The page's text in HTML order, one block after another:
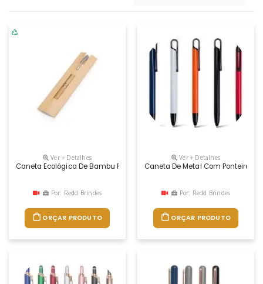
Ver + Detalhes
Caneta Ecológica De Bambu Personalizada
Por: Redd Brindes
ORÇAR PRODUTO
Ver + Detalhes
Caneta De Metal Com Ponteira
Por: Redd Brindes
ORÇAR PRODUTO